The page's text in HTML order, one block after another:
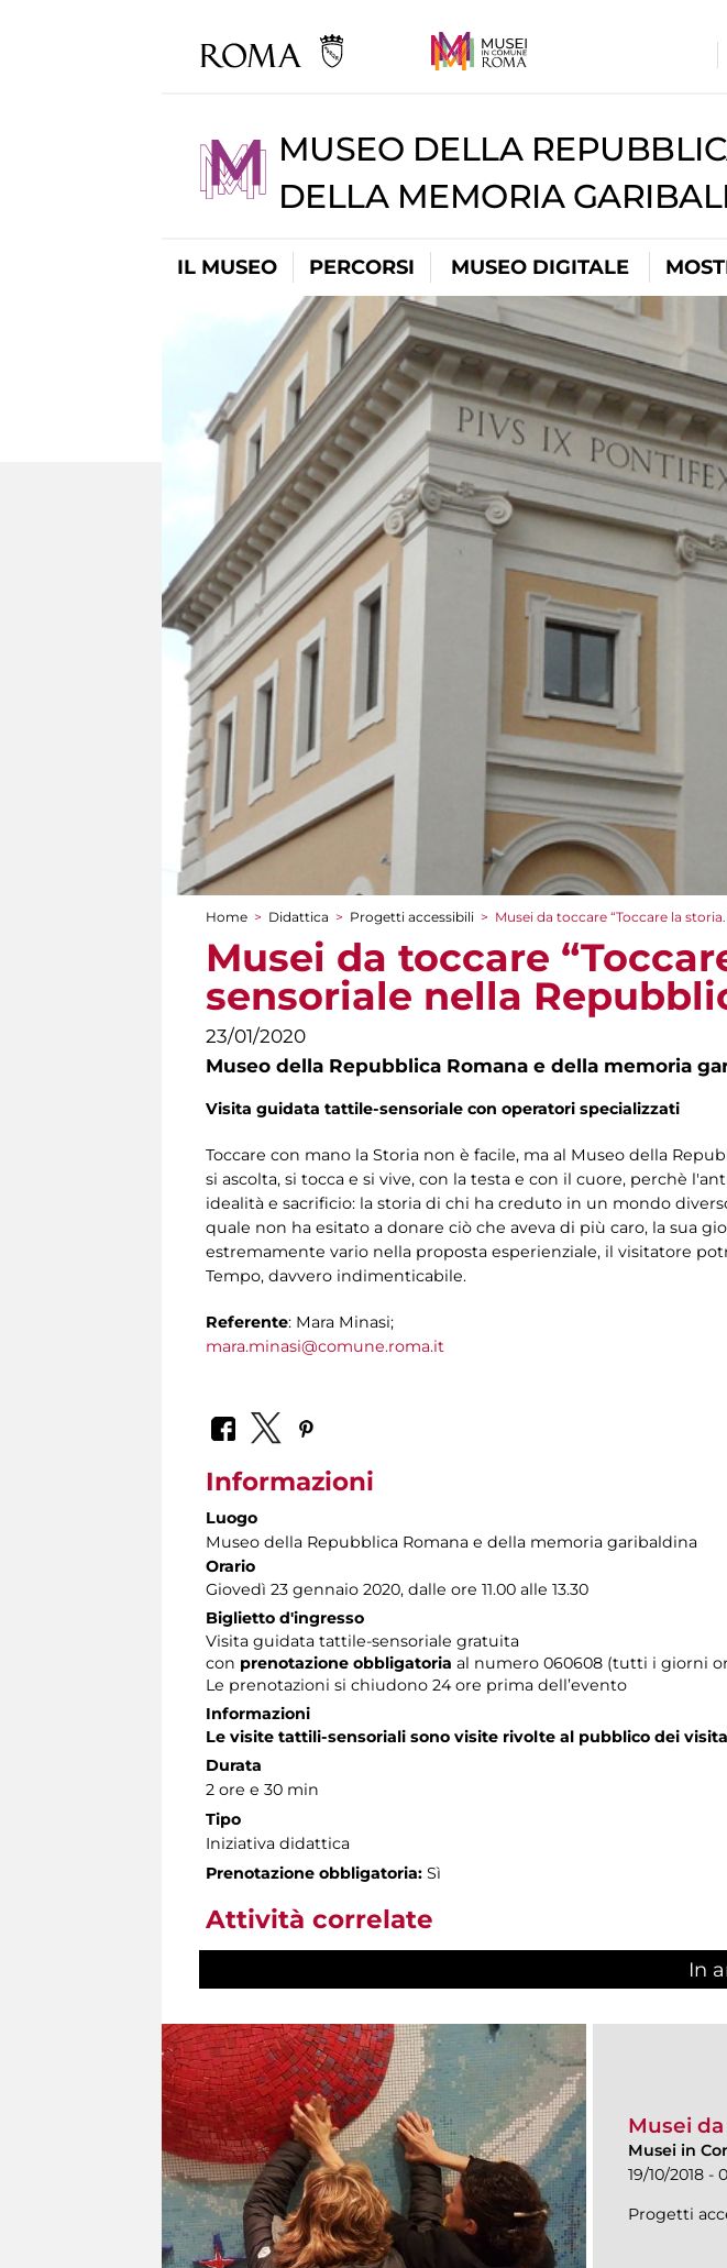
MUSEO DELLA
DELLA MEMORIA
IL MUSEO PERCORSI MUSEO DIGITALE
Tu sei qui
Home > Didattica > Progetti accessibili > Musei da toccare “Toccare la
Musei da toccare
sensoriale nella
23/01/2020
Museo della Repubblica Romana e della memoria
Visita guidata tattile-sensoriale con operatori specializzati
Toccare con mano la Storia non è facile, ma al Museo della
si ascolta, si tocca e si vive, con la testa e con il cuore, perchè
idealità e sacrificio: la storia di chi ha creduto in un mondo
quale non ha esitato a donare ciò che aveva di più caro, la sua
estremamente vario nella proposta esperienziale, il visitatore
Tempo, davvero indimenticabile.
Referente: Mara Minasi;
mara.minasi@comune.roma.it
Informazioni
Luogo
Museo della Repubblica Romana e della memoria garibaldina
Orario
Giovedì 23 gennaio 2020, dalle ore 11.00 alle 13.30
Biglietto d'ingresso
Visita guidata tattile-sensoriale gratuita
con prenotazione obbligatoria al numero 060608 (tutti i giorni
Le prenotazioni si chiudono 24 ore prima dell’evento
Informazioni
Le visite tattili-sensoriali sono visite rivolte al pubblico dei
Durata
2 ore e 30 min
Tipo
Iniziativa didattica
Prenotazione obbligatoria: Sì
Attività correlate
In
Musei
Musei in
19/10/2018 -
Progetti